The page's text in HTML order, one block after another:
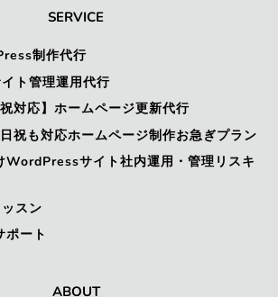
SERVICE
制作代行
ト管理運用代行
祝対応】ホームページ更新代行
祝も対応ホームページ制作お急ぎプラン
WordPressサイト社内運用・管理リスキ
スン
ポート
ABOUT